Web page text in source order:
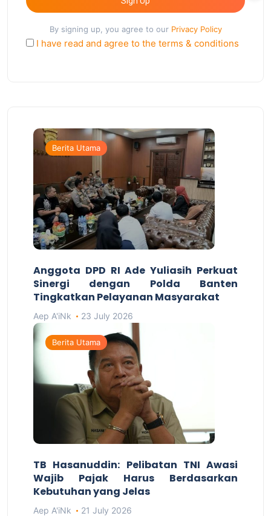
By signing up, you agree to our Privacy Policy
I have read and agree to the terms & conditions
Berita Utama
Anggota DPD RI Ade Yuliasih Perkuat
Sinergi dengan Polda Banten
Tingkatkan Pelayanan Masyarakat
Aep A'iNk 23 July 2026
Berita Utama
TB Hasanuddin: Pelibatan TNI Awasi
Wajib Pajak Harus Berdasarkan
Kebutuhan yang Jelas
Aep A'iNk 21 July 2026